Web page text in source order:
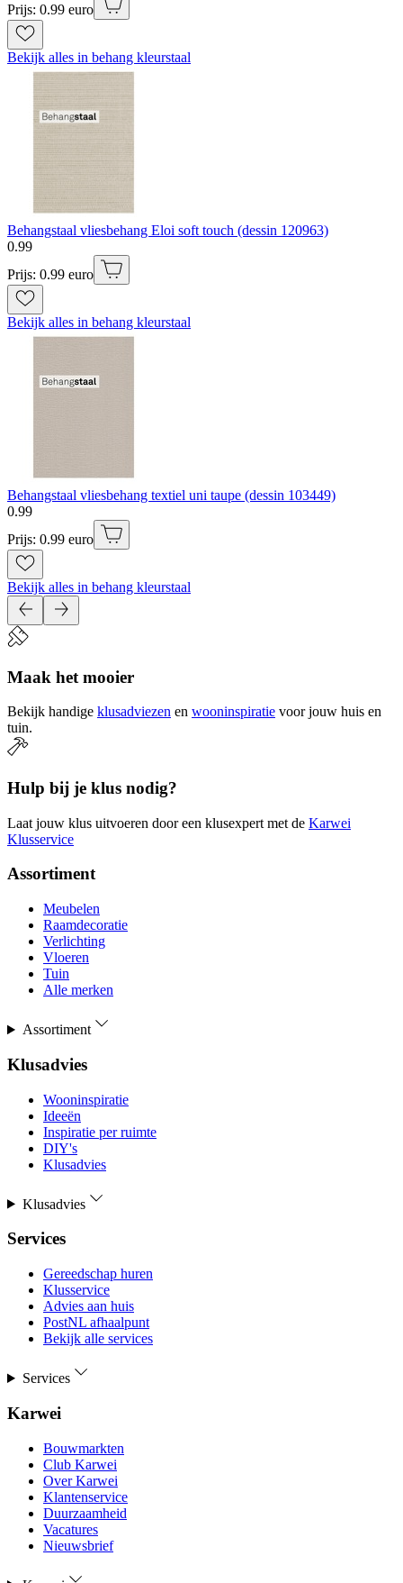
Prijs: 0.99 euro
Bekijk alles in behang kleurstaal
Behangstaal vliesbehang Eloi soft touch (dessin 120963)
0.99
Prijs: 0.99 euro
Bekijk alles in behang kleurstaal
Behangstaal vliesbehang textiel uni taupe (dessin 103449)
0.99
Prijs: 0.99 euro
Bekijk alles in behang kleurstaal
Maak het mooier
Bekijk handige klusadviezen en wooninspiratie voor jouw huis en
tuin.
Hulp bij je klus nodig?
Laat jouw klus uitvoeren door een klusexpert met de Karwei
Klusservice
Assortiment
Meubelen
Raamdecoratie
Verlichting
Vloeren
Tuin
Alle merken
Assortiment
Klusadvies
Wooninspiratie
Ideeën
Inspiratie per ruimte
DIY's
Klusadvies
Klusadvies
Services
Gereedschap huren
Klusservice
Advies aan huis
PostNL afhaalpunt
Bekijk alle services
Services
Karwei
Bouwmarkten
Club Karwei
Over Karwei
Klantenservice
Duurzaamheid
Vacatures
Nieuwsbrief